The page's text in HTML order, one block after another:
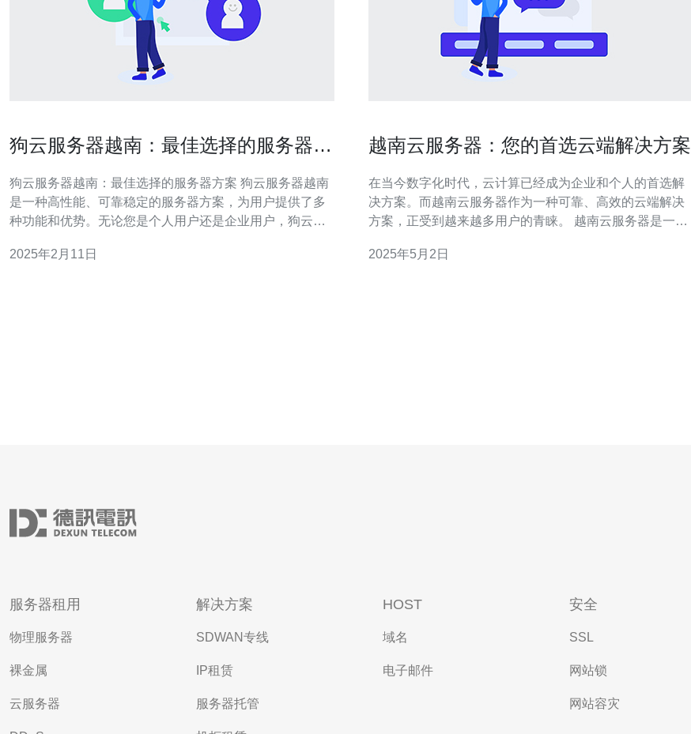
狗云服务器越南：最佳选择的服务器方
狗云服务器越南：最佳选择的服务器方案 狗云服务器越南
是一种高性能、可靠稳定的服务器方案，为用户提供了多
种功能和优势。无论您是个人用户还是企业用户，狗云服
硬件设备和高速网络连接，确保服务器的高性能和稳定
2025年2月11日
越南云服务器：您的首选云端解决方案
在当今数字化时代，云计算已经成为企业和个人的首选解
决方案。而越南云服务器作为一种可靠、高效的云端解决
方案，正受到越来越多用户的青睐。 越南云服务器是一种
器相同的功能，但具有更高的灵活性和可扩展性。它将计
2025年5月2日
服务器租用
物理服务器
裸金属
云服务器
解决方案
SDWAN专线
IP租赁
服务器托管
HOST
域名
电子邮件
安全
SSL
网站锁
网站容灾